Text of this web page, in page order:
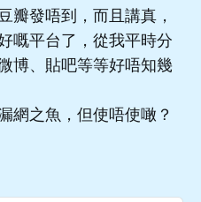
瓣發唔到，而且講真，
嘅平台了，從我平時分
博、貼吧等等好唔知幾
網之魚，但使唔使噉？